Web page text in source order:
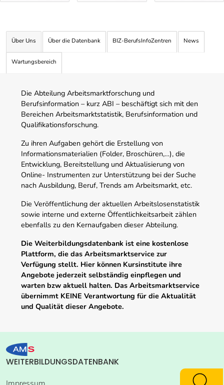
Über Uns Über die Datenbank BIZ-BerufsInfoZentren News
Wartungsbereich
Die Abteilung Arbeitsmarktforschung und
Berufsinformation – kurz ABI – beschäftigt sich mit den
Bereichen Arbeitsmarktstatistik, Berufsinformation und
Qualifikationsforschung.
Zu ihren Aufgaben gehört die Erstellung von
Informationsmaterialien (Folder, Broschüren,…), die
Entwicklung, Bereitstellung und Aktualisierung von
Online- Instrumenten zur Unterstützung bei der Suche
nach Ausbildung, Beruf, Trends am Arbeitsmarkt, etc.
Die Veröffentlichung der aktuellen Arbeitslosenstatistik
sowie interne und externe Öffentlichkeitsarbeit zählen
ebenfalls zu den Kernaufgaben dieser Abteilung.
Die Weiterbildungsdatenbank ist eine kostenlose
Plattform, die das Arbeitsmarktservice zur
Verfügung stellt. Hier können Kursinstitute ihre
Angebote jederzeit selbständig einpflegen und
warten bzw aktuell halten. Das Arbeitsmarktservice
übernimmt KEINE Verantwortung für die Aktualität
und Qualität dieser Angebote.
WEITERBILDUNGSDATENBANK